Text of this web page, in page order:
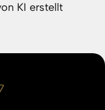
KI erstellt